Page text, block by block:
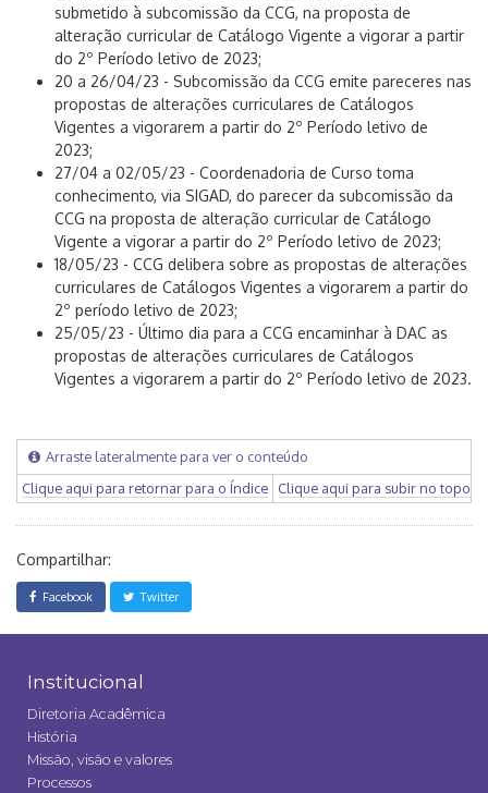
submetido à subcomissão da CCG, na proposta de
alteração curricular de Catálogo Vigente a vigorar a partir
do 2º Período letivo de 2023;
20 a 26/04/23 - Subcomissão da CCG emite pareceres nas
propostas de alterações curriculares de Catálogos
Vigentes a vigorarem a partir do 2º Período letivo de
2023;
27/04 a 02/05/23 - Coordenadoria de Curso toma
conhecimento, via SIGAD, do parecer da subcomissão da
CCG na proposta de alteração curricular de Catálogo
Vigente a vigorar a partir do 2º Período letivo de 2023;
18/05/23 - CCG delibera sobre as propostas de alterações
curriculares de Catálogos Vigentes a vigorarem a partir do
2º período letivo de 2023;
25/05/23 - Último dia para a CCG encaminhar à DAC as
propostas de alterações curriculares de Catálogos
Vigentes a vigorarem a partir do 2º Período letivo de 2023.
Arraste lateralmente para ver o conteúdo
Clique aqui para retornar para o Índice
Clique aqui para subir no topo
Compartilhar:
Facebook Twitter
Institucional
Diretoria Acadêmica
História
Missão, visão e valores
Processos